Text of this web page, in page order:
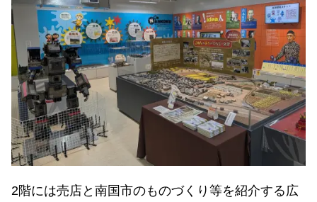
2階には売店と南国市のものづくり等を紹介する広